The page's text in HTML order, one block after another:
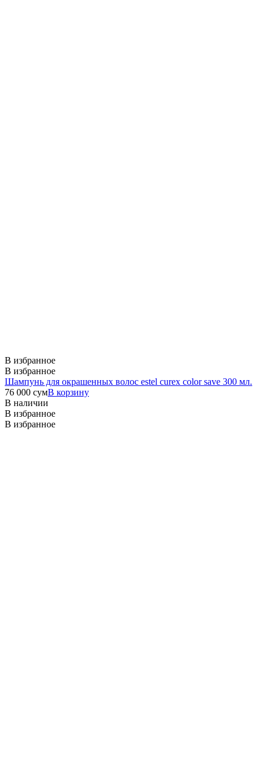
В избранное
В избранное
Шампунь для окрашенных волос estel curex color save 300 мл.
76 000 сумВ корзину
В наличии
В избранное
В избранное